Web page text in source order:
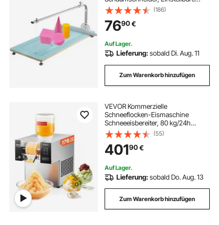
Temperatur, Schaum-
Schneidemaschine, Werkbank,
Arbeitstisch
(186)
7690€
Auf Lager.
Lieferung:sobald Di. Aug. 11
Zum Warenkorb hinzufügen
VEVOR Kommerzielle
Schneeflocken-Eismaschine
Schneeeisbereiter, 80 kg/24h
Schneeflocken-Eismaschine,
Eisrasierer elektrischer
Schneekegel-Maker mit
Luftkühlsystem & Touch-Screen für
Bäckerei Café
(55)
40190€
Auf Lager.
Lieferung:sobald Do. Aug. 13
Zum Warenkorb hinzufügen